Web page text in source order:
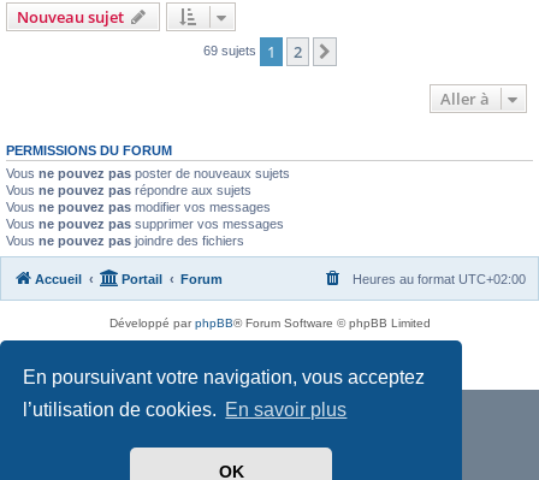
En poursuivant votre navigation, vous acceptez
l’utilisation de cookies. En savoir plus
OK
Nouveau sujet
69 sujets 1 2
Aller à
PERMISSIONS DU FORUM
Vous ne pouvez pas poster de nouveaux sujets
Vous ne pouvez pas répondre aux sujets
Vous ne pouvez pas modifier vos messages
Vous ne pouvez pas supprimer vos messages
Vous ne pouvez pas joindre des fichiers
Accueil Portail Forum Heures au format UTC+02:00
Développé parphpBB® Forum Software © phpBB Limited
Traduit parphpBB-fr.com